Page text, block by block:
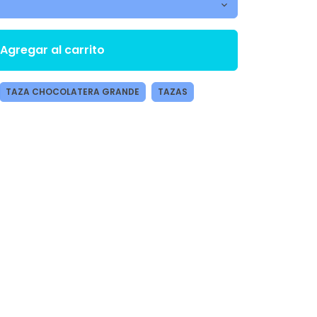
Agregar al carrito
TAZA CHOCOLATERA GRANDE TAZAS